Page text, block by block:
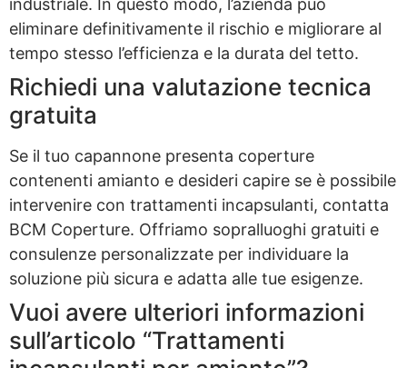
eliminare definitivamente il rischio e migliorare al
tempo stesso l’efficienza e la durata del tetto.
Richiedi una valutazione tecnica
gratuita
Se il tuo capannone presenta coperture
contenenti amianto e desideri capire se è possibile
intervenire con trattamenti incapsulanti, contatta
BCM Coperture. Offriamo sopralluoghi gratuiti e
consulenze personalizzate per individuare la
soluzione più sicura e adatta alle tue esigenze.
Vuoi avere ulteriori informazioni
sull’articolo “Trattamenti